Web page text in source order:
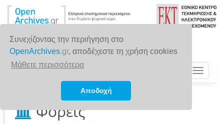
Συνεχίζοντας την περιήγηση στο
OpenArchives.gr, αποδέχεστε τη χρήση cookies
Μάθετε περισσότερα
Αποδοχή
Toggle
Φορείς